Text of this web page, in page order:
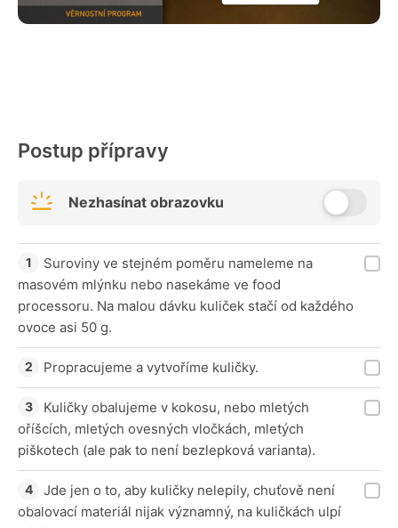
Postup přípravy
Nezhasínat obrazovku
Suroviny ve stejném poměru nameleme na
masovém mlýnku nebo nasekáme ve food
processoru. Na malou dávku kuliček stačí od každého
ovoce asi 50 g.
Propracujeme a vytvoříme kuličky.
Kuličky obalujeme v kokosu, nebo mletých
oříšcích, mletých ovesných vločkách, mletých
piškotech (ale pak to není bezlepková varianta).
Jde jen o to, aby kuličky nelepily, chuťově není
obalovací materiál nijak významný, na kuličkách ulpí